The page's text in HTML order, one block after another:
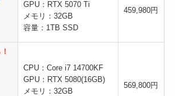
GPU：RTX 5070 Ti
メモリ：32GB
容量：1TB SSD
459,980円
CPU：Core i7 14700KF
GPU：RTX 5080(16GB)
メモリ：32GB
569,800円